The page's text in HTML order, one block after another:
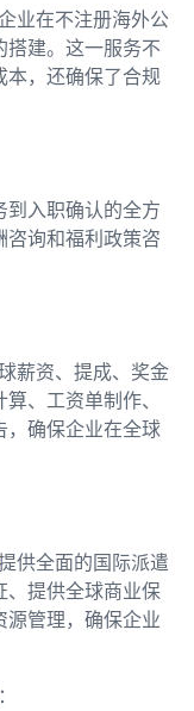
业在不注册海外公
搭建。这一服务不
本，还确保了合规
到入职确认的全方
咨询和福利政策咨
薪资、提成、奖金
、工资单制作、
，确保企业在全球
供全面的国际派遣
、提供全球商业保
源管理，确保企业